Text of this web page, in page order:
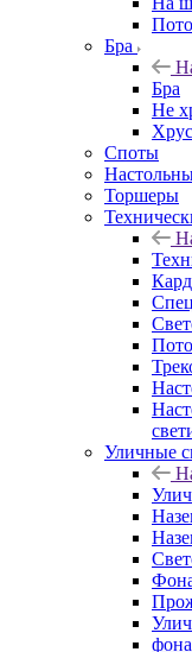
Бра
Бра
Не
Споты
Торшеры
Уличные